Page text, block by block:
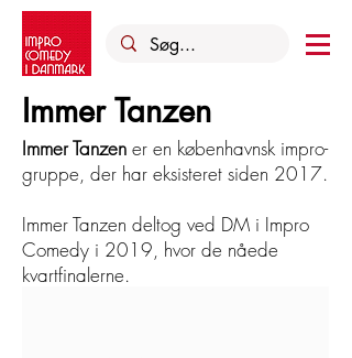
Immer Tanzen
Immer Tanzen er en københavnsk impro-
gruppe, der har eksisteret siden 2017.
Immer Tanzen deltog ved DM i Impro
Comedy i 2019, hvor de nåede
kvartfinalerne.